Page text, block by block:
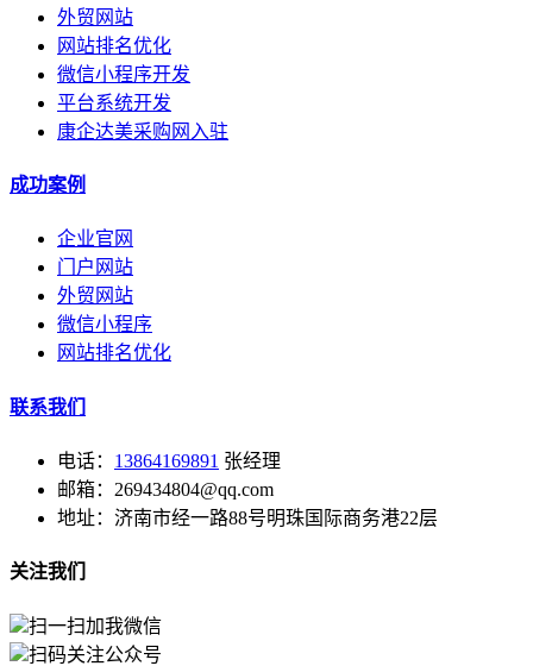
外贸网站
网站排名优化
微信小程序开发
平台系统开发
康企达美采购网入驻
成功案例
企业官网
门户网站
外贸网站
微信小程序
网站排名优化
联系我们
电话： 13864169891 张经理
邮箱：269434804@qq.com
地址：济南市经一路88号明珠国际商务港22层
关注我们
扫一扫加我微信
扫码关注公众号